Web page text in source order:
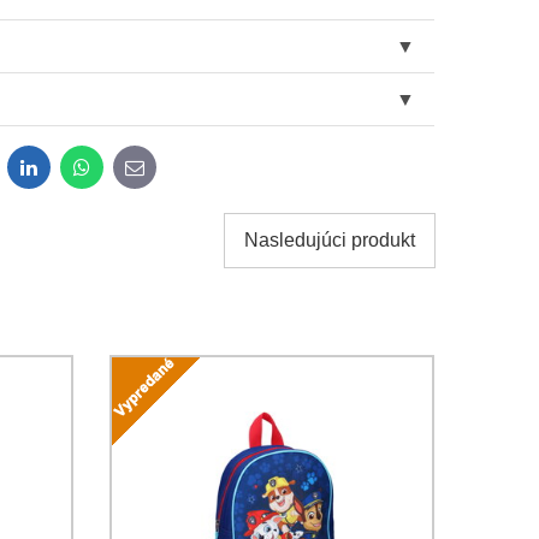
Ochrany osobných údajovspoločnosti Bomba s.r.o.
LinkedInWhatsApp
E-
mail
Nasledujúci produkt